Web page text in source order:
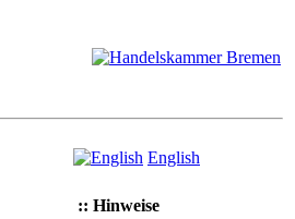
English
:: Hinweise